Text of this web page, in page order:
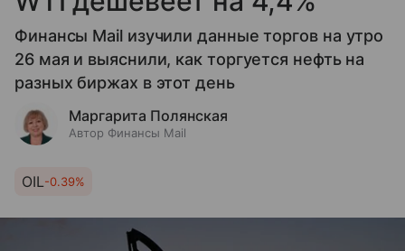
Финансы Mail изучили данные торгов на утро
26 мая и выяснили, как торгуется нефть на
разных биржах в этот день
Маргарита Полянская
Автор Финансы Mail
OIL-0.39%